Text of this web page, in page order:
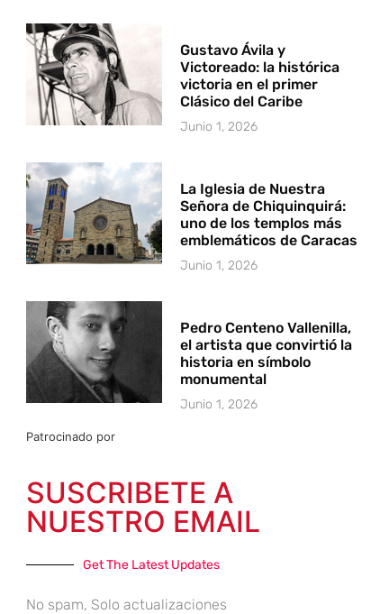
Gustavo Ávila y
Victoreado: la histórica
victoria en el primer
Clásico del Caribe
Junio 1, 2026
La Iglesia de Nuestra
Señora de Chiquinquirá:
uno de los templos más
emblemáticos de Caracas
Junio 1, 2026
Pedro Centeno Vallenilla,
el artista que convirtió la
historia en símbolo
monumental
Junio 1, 2026
Patrocinado por
SUSCRIBETE A
NUESTRO EMAIL
Get The Latest Updates
No spam, Solo actualizaciones